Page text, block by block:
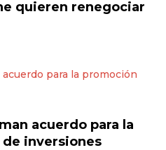
quieren renegociar
acuerdo para la
inversiones